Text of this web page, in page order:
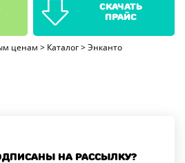
ценам > Каталог > Энканто
скачать
прайс
на рассылку?